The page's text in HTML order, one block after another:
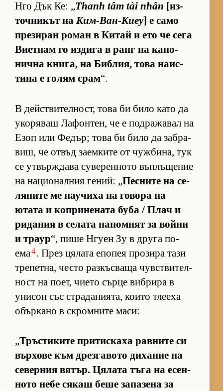
Нго Дък Ке: „Thanh tâm tài nhân [из­
точ­ни­кът на Ким-Ван-Киеу] е само
пре­зи­ран ро­ман в Ки­тай и ето че сега
Ви­ет­нам го из­дига в ранг на ка­но­
нична кни­га, на Биб­лия, това на­ис­
тина е го­лям срам“.
В дейс­т­ви­тел­ност, това би било като да
уко­ря­ваш Ла­фон­тен, че е под­ра­жа­вал на
Езоп или Фе­дър; това би било да заб­ра­
виш, че от­въд за­ем­ките от чуж­би­на, тук
се ут­вър­ж­дава су­ве­рен­ното въп­лъ­ще­ние
на на­ци­о­нал­ния ге­ний: „Пес­ните на се­
ля­ните ме на­у­чиха на го­вора на
ютата и коп­ри­не­ната буба / Плач и
ри­да­ния в се­лата на­пом­нят за войни
и траур“, пише Нгуен Зу в друга по­
ема4. През ця­лата епо­пея про­зира тази
тре­пет­на, често раз­къс­ваща чув­с­т­ви­тел­
ност на по­ет, чи­ето сърце виб­рира в
уни­сон със стра­да­ни­я­та, ко­ито тле­еха
обър­кано в скром­ните ма­си:
„Тръс­ти­ките при­тис­каха рав­ните си
вър­хове към дрез­га­вото ди­ха­ние на
се­вер­ния вя­тър. Ця­лата тъга на есен­
ното небе ся­каш беше за­па­зена за